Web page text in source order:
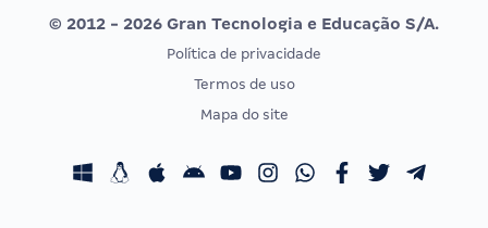
Vunesp
CONCURSOS POR PROFISSÃO
Concursos Fiscais
EXAME DE ORDEM
Calendário OAB
© 2012 - 2026 Gran Tecnologia e Educação S/A.
Política de privacidade
Termos de uso
Mapa do site